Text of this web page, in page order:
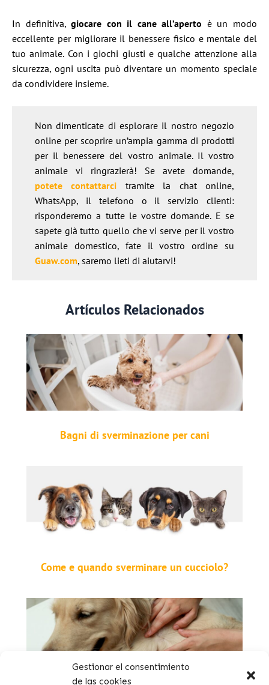
Gestionar el consentimiento
de las cookies
In definitiva,giocare con il cane all’aperto è un modo
eccellente per migliorare il benessere fisico e mentale del
tuo animale. Con i giochi giusti e qualche attenzione alla
sicurezza, ogni uscita può diventare un momento speciale
da condividere insieme.
Non dimenticate di esplorare il nostro negozio
online per scoprire un’ampia gamma di prodotti
per il benessere del vostro animale. Il vostro
animale vi ringrazierà! Se avete domande,
potete contattarci tramite la chat online,
WhatsApp, il telefono o il servizio clienti:
risponderemo a tutte le vostre domande. E se
sapete già tutto quello che vi serve per il vostro
animale domestico, fate il vostro ordine su
Guaw.com, saremo lieti di aiutarvi!
Artículos Relacionados
Bagni di sverminazione per cani
Come e quando sverminare un cucciolo?